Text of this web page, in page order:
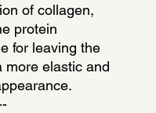
of collagen,
protein
for leaving the
more elastic and